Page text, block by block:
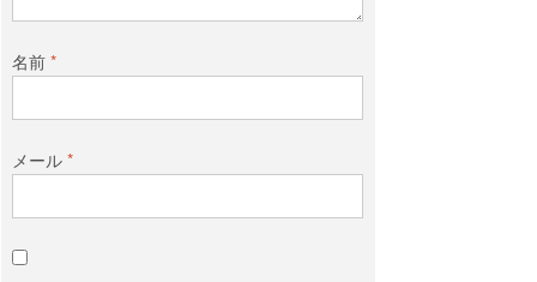
名前*
メール*